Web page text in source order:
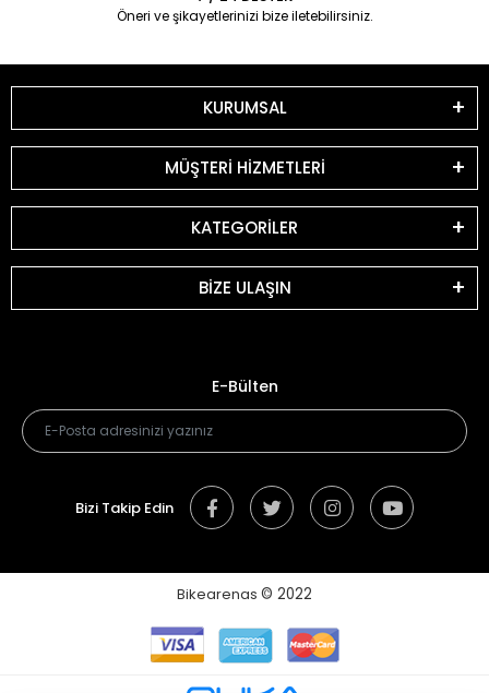
Öneri ve şikayetlerinizi bize iletebilirsiniz.
KURUMSAL
MÜŞTERİ HİZMETLERİ
KATEGORİLER
BİZE ULAŞIN
E-Bülten
Bizi Takip Edin
Bikearenas © 2022